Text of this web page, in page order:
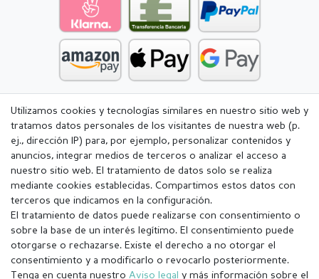
Utilizamos cookies y tecnologías similares en nuestro sitio web y
tratamos datos personales de los visitantes de nuestra web (p.
ej., dirección IP) para, por ejemplo, personalizar contenidos y
anuncios, integrar medios de terceros o analizar el acceso a
nuestro sitio web. El tratamiento de datos solo se realiza
mediante cookies establecidas. Compartimos estos datos con
terceros que indicamos en la configuración.
El tratamiento de datos puede realizarse con consentimiento o
sobre la base de un interés legítimo. El consentimiento puede
otorgarse o rechazarse. Existe el derecho a no otorgar el
consentimiento y a modificarlo o revocarlo posteriormente.
Tenga en cuenta nuestro Aviso legal y más información sobre el